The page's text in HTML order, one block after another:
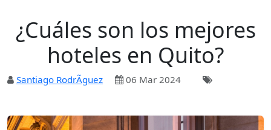
¿Cuáles son los mejores
hoteles en Quito?
Santiago RodrÃ­guez 06 Mar 2024